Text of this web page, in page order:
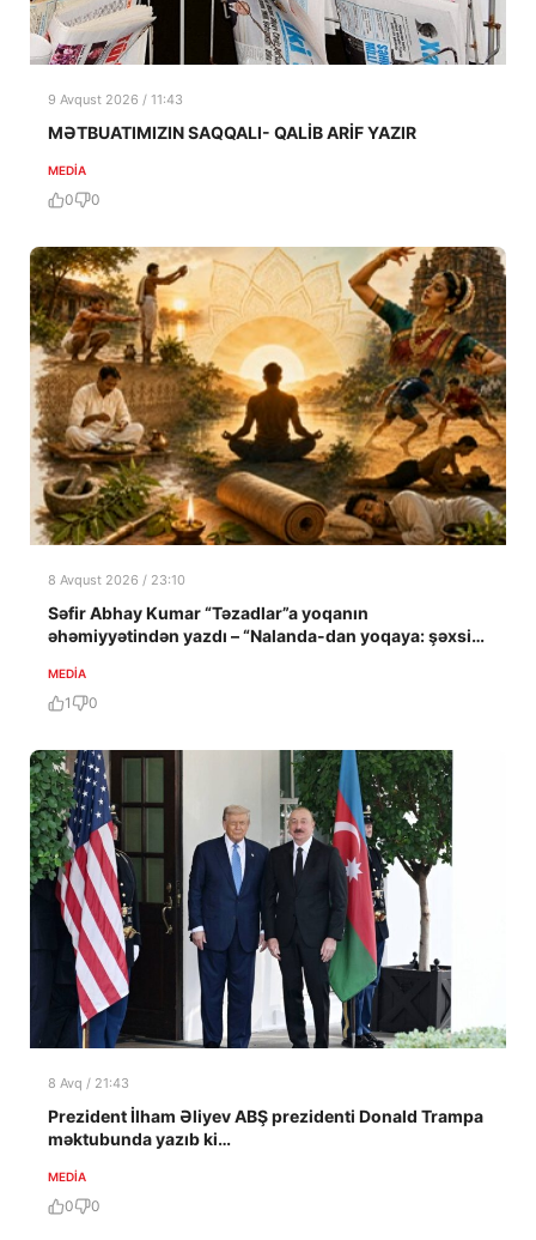
9 Avqust 2026 / 11:43
MƏTBUATIMIZIN SAQQALI- QALİB ARİF YAZIR
MEDİA
0 0
8 Avqust 2026 / 23:10
Səfir Abhay Kumar “Təzadlar”a yoqanın
əhəmiyyətindən yazdı – “Nalanda-dan yoqaya: şəxsi
MEDİA
1 0
8 Avq / 21:43
Prezident İlham Əliyev ABŞ prezidenti Donald Trampa
məktubunda yazıb ki…
MEDİA
0 0